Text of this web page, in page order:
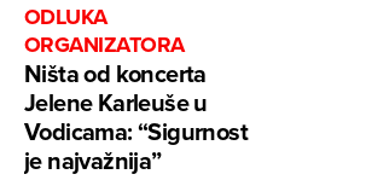
ODLUKA
ORGANIZATORA
Ništa od koncerta
Jelene Karleuše u
Vodicama: “Sigurnost
je najvažnija”